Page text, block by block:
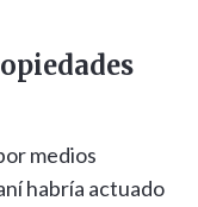
medios
habría actuado